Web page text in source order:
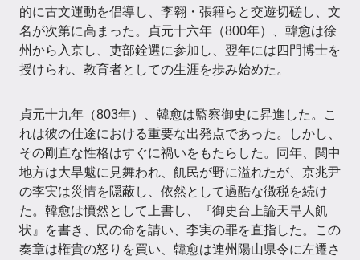
的に古文運動を倡導し、李翱・張籍らと交遊切磋し、文
名が次第に高まった。貞元十六年（800年）、韓愈は徐
州から入京し、吏部銓選に参加し、翌年には四門博士を
授けられ、教育者としての生涯を歩み始めた。
貞元十九年（803年）、韓愈は監察御史に昇進した。こ
れは彼の仕途における重要な出発点であった。しかし、
その剛直な性格はすぐに禍いをもたらした。同年、関中
地方は大旱魃に見舞われ、飢民が野に溢れたが、京兆尹
の李実は災情を隠蔽し、依然として過酷な徴税を続け
た。韓愈は憤然として上書し、『御史台上論天旱人飢
状』を書き、民の命を請い、李実の罪を直指した。この
奏章は権貴の怒りを買い、韓愈は連州陽山県令に左遷さ